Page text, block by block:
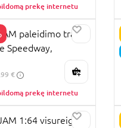
prekę internetu
paleidimo trasa
Speedway,
€
prekę internetu
1:64 visureigis